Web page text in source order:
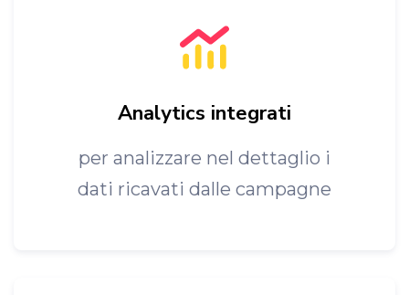
Analytics integrati
per analizzare nel dettaglio i
dati ricavati dalle campagne